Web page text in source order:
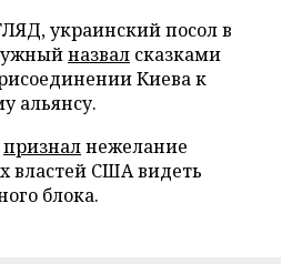
украинский посол в
назвал сказками
Киева к
альянсу.
призналнежелание
США видеть
блока.